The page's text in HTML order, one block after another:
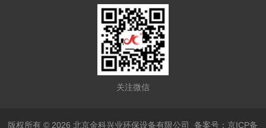
关注微信
版权所有 © 2026 北京金科兴业环保设备有限公司备案号：京ICP备